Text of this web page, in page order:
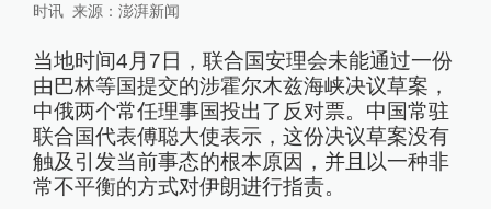
时讯 来源： 澎湃新闻
当地时间4月7日，联合国安理会未能通过一份
由巴林等国提交的涉霍尔木兹海峡决议草案，
中俄两个常任理事国投出了反对票。中国常驻
联合国代表傅聪大使表示，这份决议草案没有
触及引发当前事态的根本原因，并且以一种非
常不平衡的方式对伊朗进行指责。